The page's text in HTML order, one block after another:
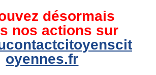
désormais
nos actions sur
oyennes.fr